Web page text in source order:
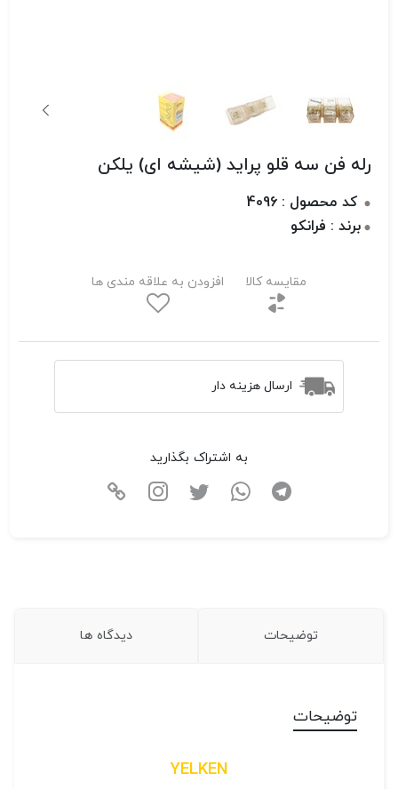
رله فن سه قلو پراید (شیشه ای) یلکن
کد محصول : 4096
برند : فرانکو
مقایسه کالا افزودن به علاقه مندی ها
ارسال هزینه دار
به اشتراک بگذارید
توضیحات دیدگاه ها
توضیحات
YELKEN